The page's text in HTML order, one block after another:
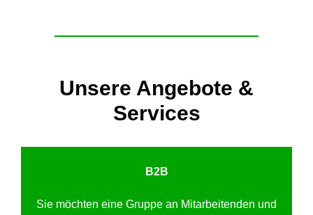
Unsere Angebote &
Services
B2B
Sie möchten eine Gruppe an Mitarbeitenden und